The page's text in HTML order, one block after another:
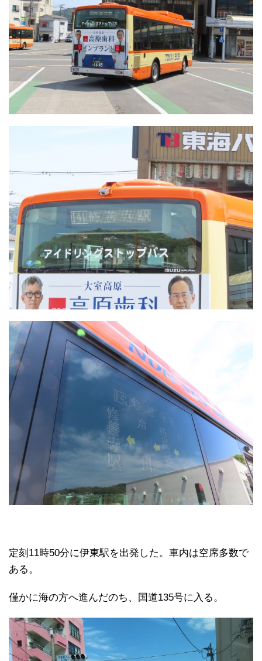
定刻11時50分に伊東駅を出発した。車内は空席多数で
ある。
僅かに海の方へ進んだのち、国道135号に入る。